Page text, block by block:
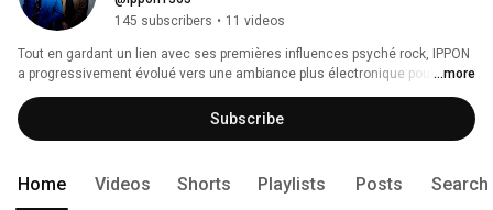
145 subscribers • 11 videos
Tout en gardant un lien avec ses premières influences psyché rock, IPPON
a progressivement évolué vers une ambiance plus électronique pour se
plonger dans des sonorités rétro-futuristes. Le duo mélange des éléments
de kitsch, de disco et de techno pour créer un son froid et glamour.
Oscillant entre tension et relâchement, IPPON a su créer une dynamique
atmosphères planantes.
...more
Subscribe
Home Videos Shorts Playlists Posts Search